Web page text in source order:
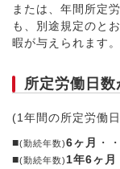
または、年間所定
も、別途規定のと
暇が与えられます。
所定労働日
(1年間の所定労働
■(勤続年数)6ヶ月 ・
■(勤続年数)1年6ヶ月